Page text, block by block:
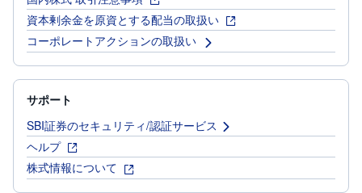
資本剰余金を原資とする配当の取扱い
コーポレートアクションの取扱い
サポート
SBI証券のセキュリティ/認証サービス
ヘルプ
株式情報について